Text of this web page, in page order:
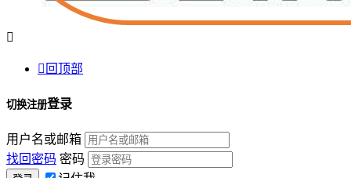

 回顶部
切换注册登录
用户名或邮箱
找回密码 密码